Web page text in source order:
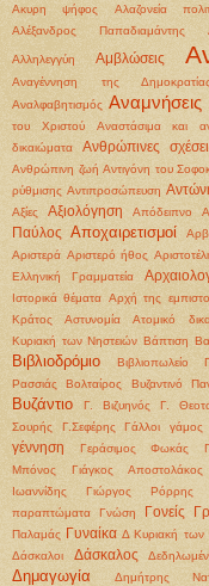
Ακυρη ψήφος Αλαζονεία
Αλέξανδρος Παπαδιαμάντης
Αλληλεγγύη Αμβλώσεις
Αναγέννηση της
Αναλφαβητισμός Αναμνήσεις
του Χριστού
Αναστάσιμα και
δικαιώματα
Ανθρώπινες
Ανθρώπινη ζωή Αντιγόνη του
ρύθμισης Αντιπροσώπευση
Αξίες
Αξιολόγηση Απόδειπνο
Παύλος Αποχαιρετισμοί
Αριστερά Αριστερό ήθος
Ελληνική Γραμματεία
Ιστορικά θέματα Αρχή της
Κράτος
Αστυνομία Ατομικό
Κυριακή των Νηστειών Βάπτιση
Βιβλιοδρόμιο Βιβλιοπωλείο
Ρασσιάς
Βολταίρος Βυζαντινό
Βυζάντιο Γ. Βιζυηνός Γ.
Σουρής
Γ.Σεφέρης Γάλλοι γάμος
γέννηση Γεράσιμος Φωκάς
Μπόνος
Γιάγκος Αποστολάκος
Ιωαννίδης
Γιώργος Ρόρρης
παραπτώματα
Γνώση Γονείς
Παλαμάς Γυναίκα Δ Κυριακή των
Δάσκαλοι Δάσκαλος
Δημαγωγία Δημήτρης